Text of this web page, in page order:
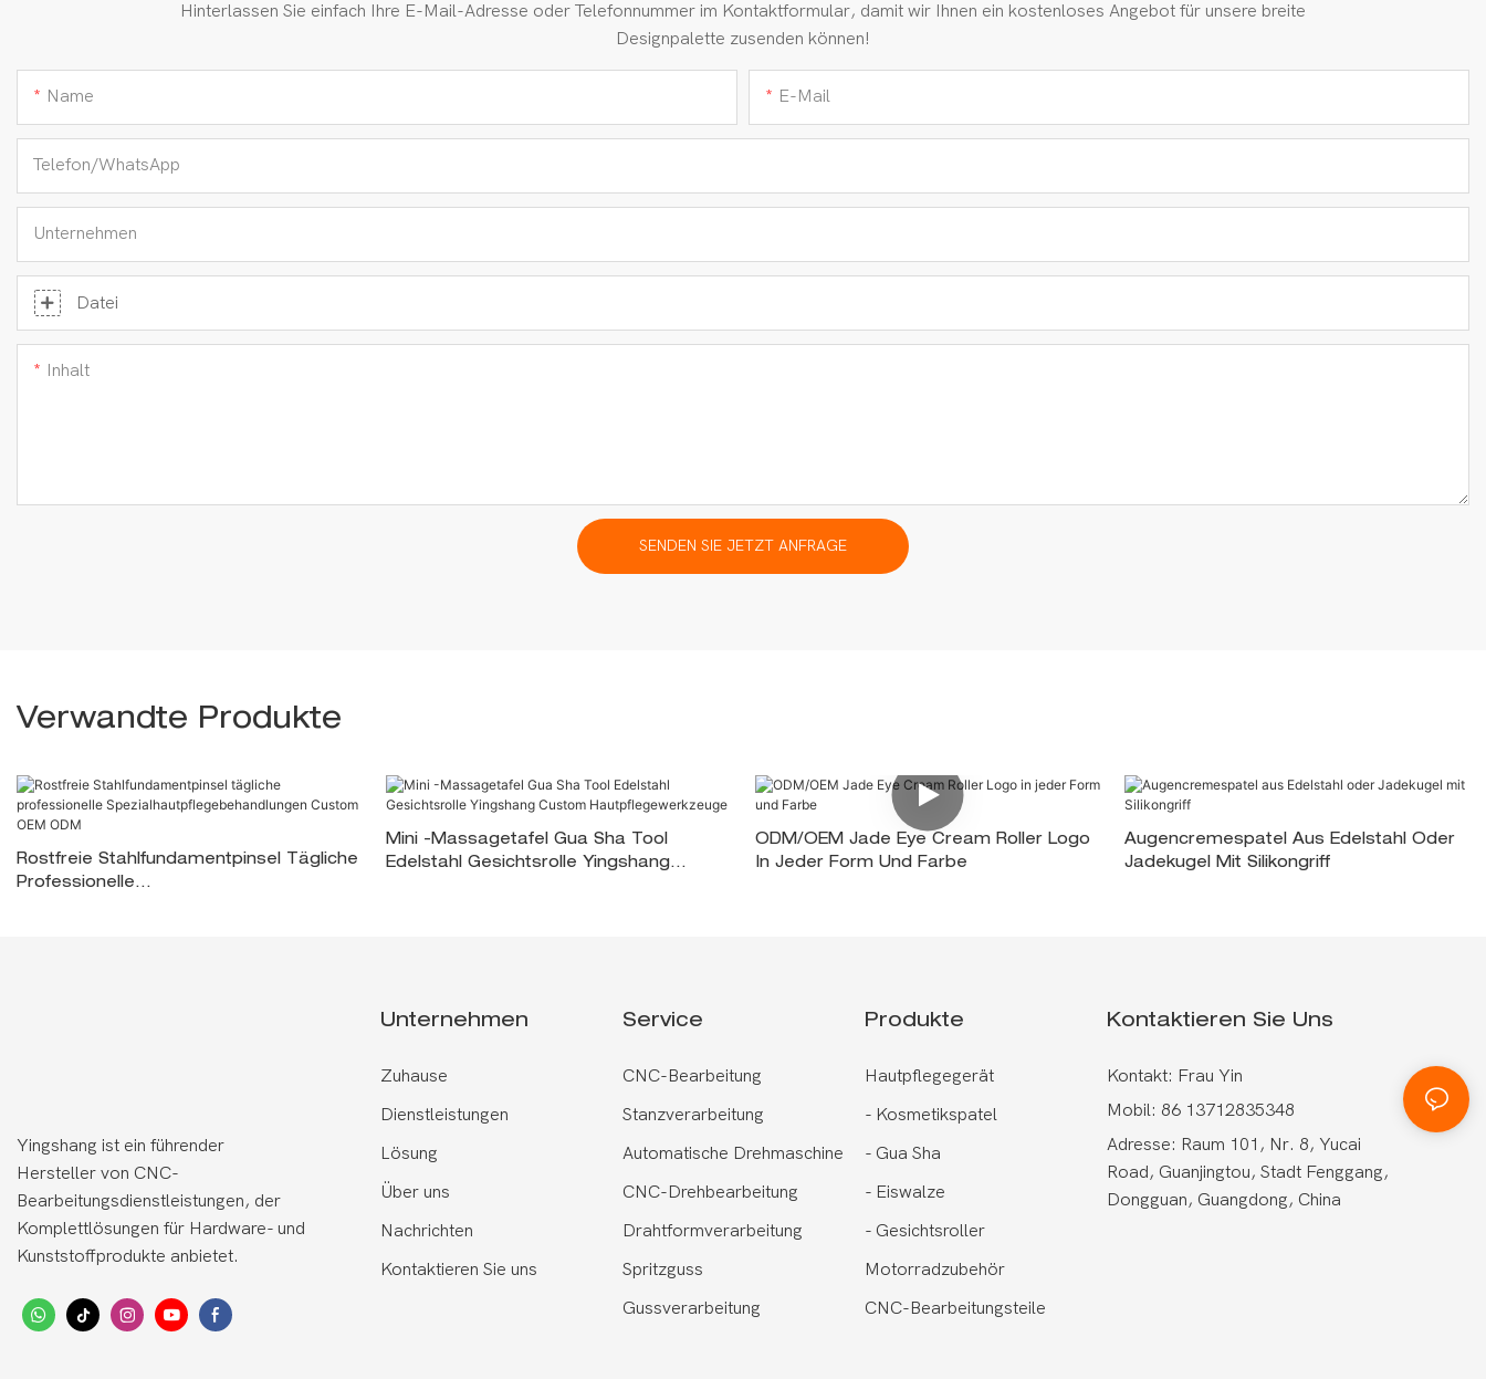
Hinterlassen Sie einfach Ihre E-Mail-Adresse oder Telefonnummer im Kontaktformular, damit wir Ihnen ein kostenloses Angebot für unsere breite
Designpalette zusenden können!
Name E-Mail
Telefon/WhatsApp
Unternehmen
Datei
Inhalt
SENDEN SIE JETZT ANFRAGE
Verwandte Produkte
Rostfreie Stahlfundamentpinsel Tägliche
Professionelle
Mini -Massagetafel Gua Sha Tool
Edelstahl Gesichtsrolle Yingshang
ODM/OEM Jade Eye Cream Roller Logo
In Jeder Form Und Farbe
Augencremespatel Aus Edelstahl Oder
Jadekugel Mit Silikongriff
Yingshang ist ein führender
Hersteller von CNC-
Bearbeitungsdienstleistungen, der
Komplettlösungen für Hardware- und
Kunststoffprodukte anbietet.
Unternehmen
Zuhause
Dienstleistungen
Lösung
Über uns
Nachrichten
Kontaktieren Sie uns
Service
CNC-Bearbeitung
Stanzverarbeitung
Automatische Drehmaschine
CNC-Drehbearbeitung
Drahtformverarbeitung
Spritzguss
Gussverarbeitung
Produkte
Hautpflegegerät
-Kosmetikspatel
-Gua Sha
-Eiswalze
-Gesichtsroller
Motorradzubehör
CNC-Bearbeitungsteile
Kontaktieren Sie Uns
Kontakt: Frau Yin
Mobil: 86 13712835348
Adresse: Raum 101, Nr. 8, Yucai
Road, Guanjingtou, Stadt Fenggang,
Dongguan, Guangdong, China